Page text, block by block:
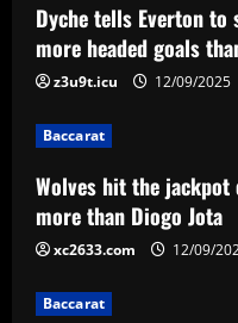
now
Dyche tells Everton
more headed goals
z3u9t.icu 12/09/2025
Baccarat
Wolves hit the
more than Diogo Jota
xc2633.com 12/09/
Baccarat